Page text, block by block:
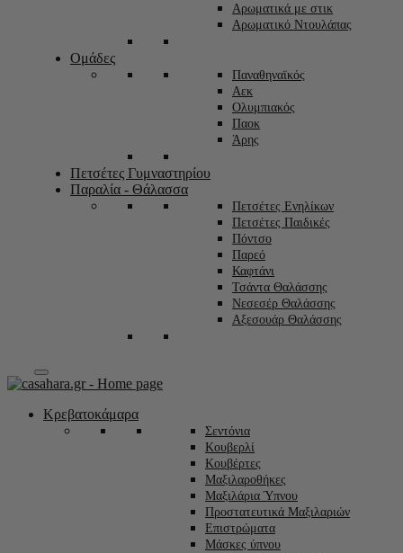
Αρωματικά με στικ
Αρωματικό Ντουλάπας
Ομάδες
Παναθηναϊκός
Αεκ
Ολυμπιακός
Παοκ
Άρης
Πετσέτες Γυμναστηρίου
Παραλία - Θάλασσα
Πετσέτες Ενηλίκων
Πετσέτες Παιδικές
Πόντσο
Παρεό
Καφτάνι
Τσάντα Θαλάσσης
Νεσεσέρ Θαλάσσης
Αξεσουάρ Θαλάσσης
Κρεβατοκάμαρα
Σεντόνια
Κουβερλί
Κουβέρτες
Μαξιλαροθήκες
Μαξιλάρια Ύπνου
Προστατευτικά Μαξιλαριών
Επιστρώματα
Μάσκες ύπνου